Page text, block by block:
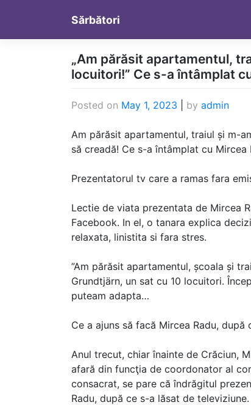
content
Sărbători
„Am părăsit apartamentul,
locuitori!” Ce s-a întâmplat
Posted on May 1, 2023 by admin
Am părăsit apartamentul, traiul și m-
să creadă! Ce s-a întâmplat cu Mircea
Prezentatorul tv care a ramas fara
Lectie de viata prezentata de Mircea
Facebook. In el, o tanara explica
relaxata, linistita si fara stres.
”Am părăsit apartamentul, școala și
Grundtjärn, un sat cu 10 locuitori.
puteam adapta…
Ce a ajuns să facă Mircea Radu,
Anul trecut, chiar înainte de Crăciun,
afară din funcţia de coordonator al
consacrat, se pare că îndrăgitul
Radu, după ce s-a lăsat de televiziune.